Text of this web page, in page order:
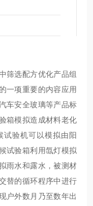
筛选配方优化产品组
一项重要的内容应用
车安全玻璃等产品标
箱模拟造成材料老化
试验机可以模拟由阳
试验箱利用氙灯模拟
雨水和露水，被测材
替的循环程序中进行
户外数月乃至数年出